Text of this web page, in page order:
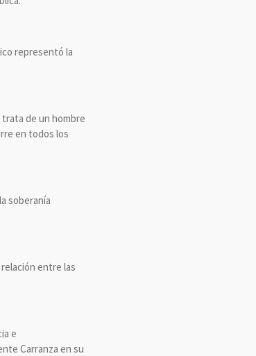
representó la
trata de un hombre
en todos los
soberanía
entre las
e
Carranza en su